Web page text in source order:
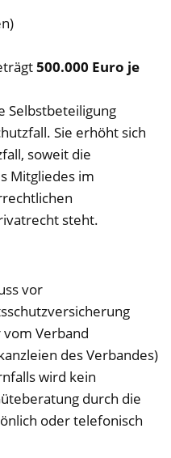
500.000 Euro je
Selbstbeteiligung
Sie erhöht sich
soweit die
Mitgliedes im
steht.
vor
Verband
des Verbandes)
wird kein
durch die
oder telefonisch